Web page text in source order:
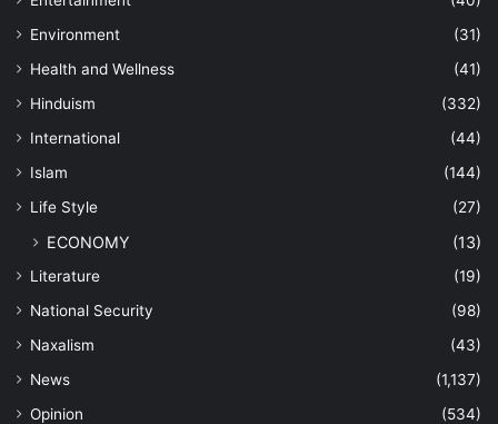
Environment
(31)
Health and Wellness
(41)
Hinduism
(332)
International
(44)
Islam
(144)
Life Style
(27)
ECONOMY (13)
Literature
(19)
National Security
(98)
Naxalism
(43)
News
(1,137)
Opinion
(534)